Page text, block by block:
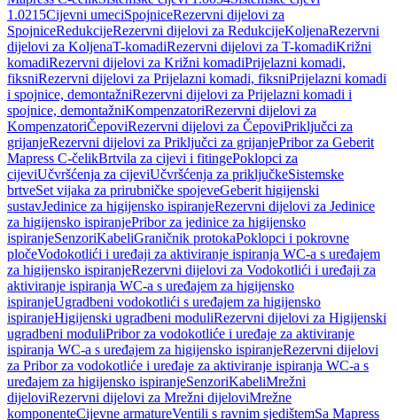
1.0215Cijevni umeciSpojniceRezervni dijelovi za
SpojniceRedukcijeRezervni dijelovi za RedukcijeKoljenaRezervni
dijelovi za KoljenaT-komadiRezervni dijelovi za T-komadiKrižni
komadiRezervni dijelovi za Križni komadiPrijelazni komadi,
fiksniRezervni dijelovi za Prijelazni komadi, fiksniPrijelazni komadi
i spojnice, demontažniRezervni dijelovi za Prijelazni komadi i
spojnice, demontažniKompenzatoriRezervni dijelovi za
KompenzatoriČepoviRezervni dijelovi za ČepoviPriključci za
grijanjeRezervni dijelovi za Priključci za grijanjePribor za Geberit
Mapress C-čelikBrtvila za cijevi i fitingePoklopci za
cijeviUčvršćenja za cijeviUčvršćenja za priključkeSistemske
brtveSet vijaka za prirubničke spojeveGeberit higijenski
sustavJedinice za higijensko ispiranjeRezervni dijelovi za Jedinice
za higijensko ispiranjePribor za jedinice za higijensko
ispiranjeSenzoriKabeliGraničnik protokaPoklopci i pokrovne
pločeVodokotlići i uređaji za aktiviranje ispiranja WC-a s uređajem
za higijensko ispiranjeRezervni dijelovi za Vodokotlići i uređaji za
aktiviranje ispiranja WC-a s uređajem za higijensko
ispiranjeUgradbeni vodokotlići s uređajem za higijensko
ispiranjeHigijenski ugradbeni moduliRezervni dijelovi za Higijenski
ugradbeni moduliPribor za vodokotliće i uređaje za aktiviranje
ispiranja WC-a s uređajem za higijensko ispiranjeRezervni dijelovi
za Pribor za vodokotliće i uređaje za aktiviranje ispiranja WC-a s
uređajem za higijensko ispiranjeSenzoriKabeliMrežni
dijeloviRezervni dijelovi za Mrežni dijeloviMrežne
komponenteCijevne armatureVentili s ravnim sjedištemSa Mapress